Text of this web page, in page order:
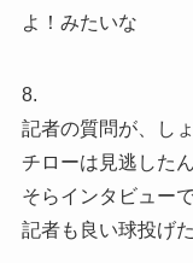
よ！みたいな
8.
記者の質問が、し
チローは見逃したん
そらインタビュー
記者も良い球投げ